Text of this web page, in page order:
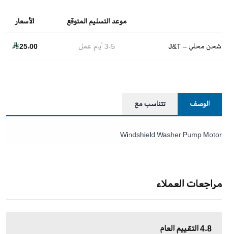
موعد التسليم المتوقع الأسعار
شحن محلي – J&T 3-5أيام عمل 25.00
الوصف تتناسب مع
Windshield Washer Pump Motor
مراجعات العملاء
4.8التقييم العام